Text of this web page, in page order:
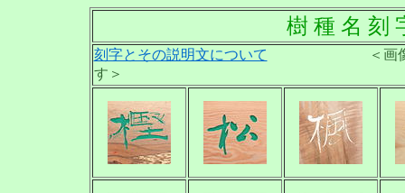
樹 種 名 刻
刻字とその説明文について ＜画像をクリ
す＞